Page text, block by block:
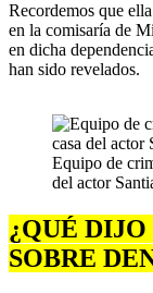
Recordemos que
en la comisaría de
en dicha
han sido revelados.
Equipo de
del actor
¿QUÉ
SOBRE